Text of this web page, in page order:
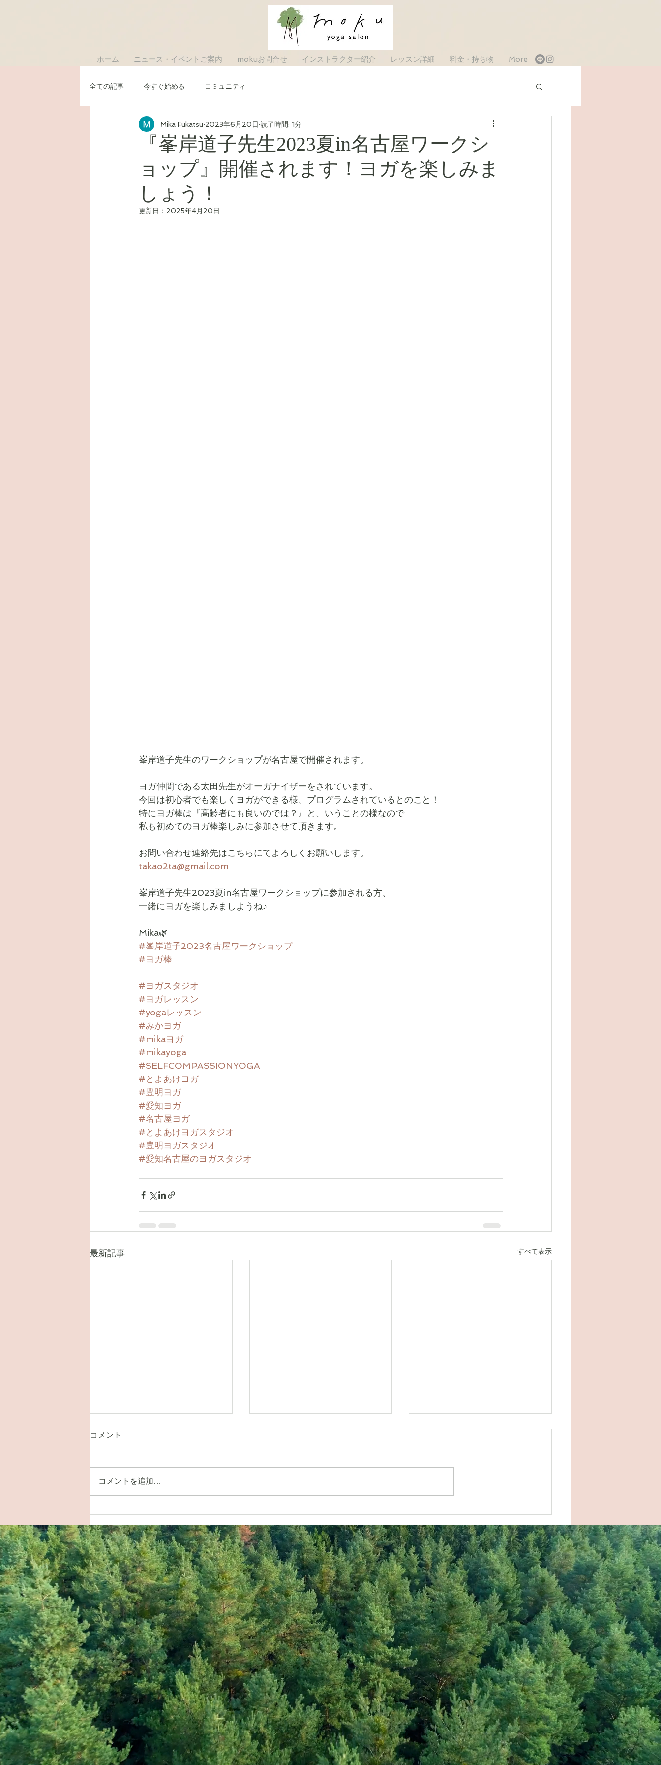
ホーム ニュース・イベントご案内 mokuお問合せ インストラクター紹介 レッスン詳細 料金・持ち物 More
全ての記事 今すぐ始める コミュニティ
『峯岸道子先生2023夏in名古屋ワークシ
ョップ』開催されます！ヨガを楽しみま
しょう！
Mika Fukatsu 2023年6月20日 読了時間: 1分
更新日： 2025年4月20日
峯岸道子先生のワークショップが名古屋で開催されます。
ヨガ仲間である太田先生がオーガナイザーをされています。
今回は初心者でも楽しくヨガができる様、プログラムされているとのこと！
特にヨガ棒は『高齢者にも良いのでは？』と、いうことの様なので
私も初めてのヨガ棒楽しみに参加させて頂きます。
お問い合わせ連絡先はこちらにてよろしくお願いします。
takao2ta@gmail.com
峯岸道子先生2023夏in名古屋ワークショップに参加される方、
一緒にヨガを楽しみましようね♪
Mika🌿
#峯岸道子2023名古屋ワークショップ
#ヨガ棒
#ヨガスタジオ
#ヨガレッスン
#yogaレッスン
#みかヨガ
#mikaヨガ
#mikayoga
#SELFCOMPASSIONYOGA
#とよあけヨガ
#豊明ヨガ
#愛知ヨガ
#名古屋ヨガ
#とよあけヨガスタジオ
#豊明ヨガスタジオ
#愛知名古屋のヨガスタジオ
最新記事 すべて表示
日満員御礼🈵
やってくる！！！
Yoga』〜月礼拝を楽しもう〜
コメント
コメントを追加…